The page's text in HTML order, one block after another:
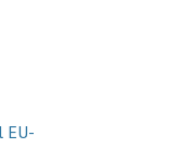
EU-